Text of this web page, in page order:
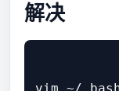
解决